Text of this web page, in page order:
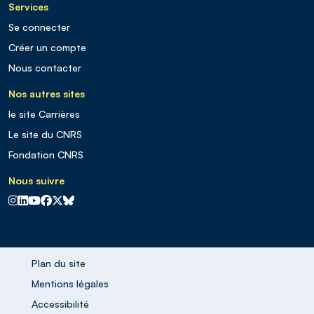
Services
Se connecter
Créer un compte
Nous contacter
Nos autres sites
le site Carrières
Le site du CNRS
Fondation CNRS
Nous suivre
CNRS sur Instagram
CNRS sur Linkedin
CNRS sur Youtube
CNRS sur Facebook
CNRS sur X
CNRS sur Blus sky
Plan du site
Mentions légales
Accessibilité